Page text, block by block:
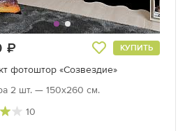
КУПИТЬ
фотоштор «Созвездие»
2 шт. — 150х260 см.
10